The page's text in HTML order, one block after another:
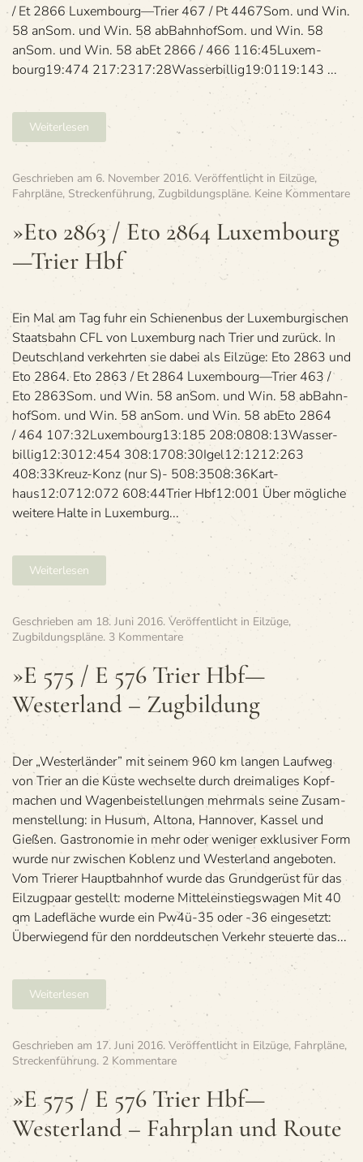
/ Et 2866 Luxembourg—Trier 467 / Pt 4467Som. und Win.
58 anSom. und Win. 58 abBahn­hofSom. und Win. 58
anSom. und Win. 58 abEt 2866 / 466 116:45Luxem­
bourg19:474 217:2317:28Was­ser­bil­lig19:0119:143 ...
Weiterlesen
Geschrieben am 6. November 2016. Veröffentlicht in Eilzüge,
Fahrpläne, Streckenführung, Zugbildungspläne. Keine Kommentarezu
»Eto 2863 / Eto 2864 Luxembourg
—Trier Hbf
Ein Mal am Tag fuhr ein Schie­nen­bus der Luxem­bur­gi­schen
Staats­bahn CFL von Luxem­burg nach Trier und zurück. In
Deutsch­land ver­kehr­ten sie dabei als Eil­züge: Eto 2863 und
Eto 2864. Eto 2863 / Et 2864 Luxembourg—Trier 463 /
Eto 2863Som. und Win. 58 anSom. und Win. 58 abBahn­
hofSom. und Win. 58 anSom. und Win. 58 abEto 2864
/ 464 107:32Luxem­bourg13:185 208:0808:13Was­ser­
bil­lig12:3012:454 308:1708:30Igel12:1212:263
408:33Kreuz-Konz (nur S)- 508:3508:36Kart­
haus12:0712:072 608:44Trier Hbf12:001 Über mög­li­che
wei­tere Halte in Luxem­burg...
Weiterlesen
Geschrieben am 18. Juni 2016. Veröffentlicht in Eilzüge,
Zugbildungspläne. 3 Kommentarezu
/
E 576
Trier
Westerland
–
Zugbildung
»E 575 / E 576 Trier Hbf—
Westerland – Zugbildung
Der „Wes­ter­län­der” mit sei­nem 960 km lan­gen Lauf­weg
von Trier an die Küste wech­selte durch drei­ma­li­ges Kopf­
ma­chen und Wagen­bei­stel­lun­gen mehr­mals seine Zusam­
men­stel­lung: in Husum, Altona, Han­no­ver, Kas­sel und
Gie­ßen. Gas­tro­no­mie in mehr oder weni­ger exklu­si­ver Form
wurde nur zwi­schen Koblenz und Wes­ter­land angeboten.
Vom Trie­rer Haupt­bahn­hof wurde das Grund­ge­rüst für das
Eil­zug­paar gestellt: moderne Mitteleinstiegswagen Mit 40
qm Lade­flä­che wurde ein Pw4ü-35 oder -36 eingesetzt:
Über­wie­gend für den nord­deut­schen Ver­kehr steu­erte das...
Weiterlesen
Geschrieben am 17. Juni 2016. Veröffentlicht in Eilzüge, Fahrpläne,
Streckenführung. 2 Kommentarezu
575
/
E 576
Trier
Hbf
»E 575 / E 576 Trier Hbf—
Westerland – Fahr­plan und Route